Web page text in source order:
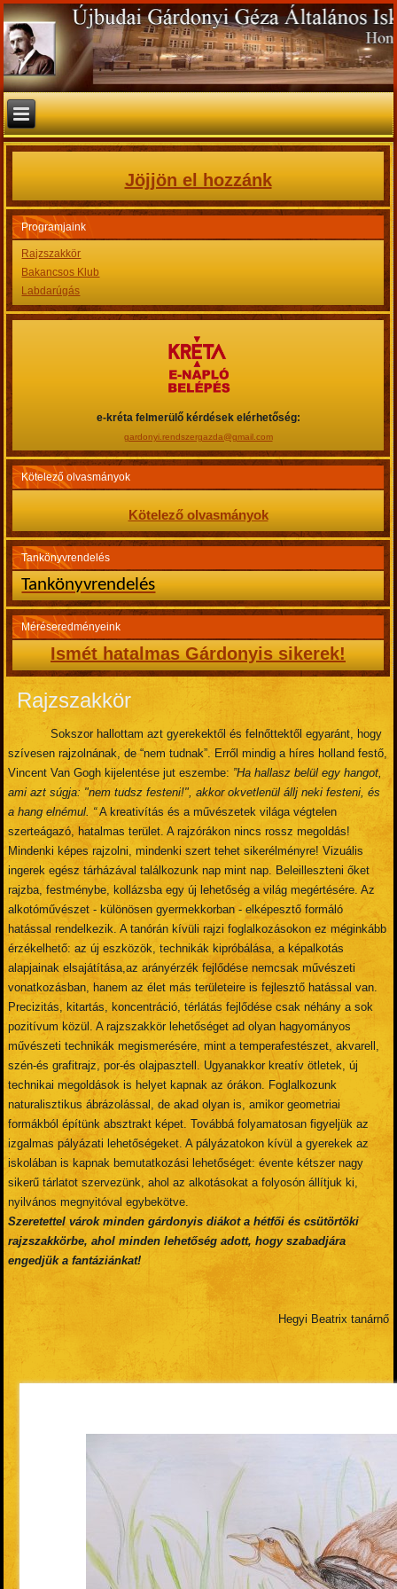
Jöjjön el hozzánk
Programjaink
Rajzszakkör
Bakancsos Klub
Labdarúgás
e-kréta felmerülő kérdések elérhetőség:
gardonyi.rendszergazda@gmail.com
Kötelező olvasmányok
Kötelező olvasmányok
Tankönyvrendelés
Tankönyvrendelés
Méréseredményeink
Ismét hatalmas Gárdonyis sikerek!
Rajzszakkör
Sokszor hallottam azt gyerekektől és felnőttektől egyaránt, hogy
szívesen rajzolnának, de “nem tudnak”. Erről mindig a híres holland festő,
Vincent Van Gogh kijelentése jut eszembe: ”Ha hallasz belül egy hangot,
ami azt súgja: "nem tudsz festeni!", akkor okvetlenül állj neki festeni, és
a hang elnémul. “A kreativítás és a művészetek világa végtelen
szerteágazó, hatalmas terület. A rajzórákon nincs rossz megoldás!
Mindenki képes rajzolni, mindenki szert tehet sikerélményre! Vizuális
ingerek egész tárházával találkozunk nap mint nap. Beleilleszteni őket
rajzba, festménybe, kollázsba egy új lehetőség a világ megértésére. Az
alkotóművészet - különösen gyermekkorban - elképesztő formáló
hatással rendelkezik. A tanórán kívüli rajzi foglalkozásokon ez méginkább
érzékelhető: az új eszközök, technikák kipróbálása, a képalkotás
alapjainak elsajátítása,az arányérzék fejlődése nemcsak művészeti
vonatkozásban, hanem az élet más területeire is fejlesztő hatással van.
Precizitás, kitartás, koncentráció, térlátás fejlődése csak néhány a sok
pozitívum közül. A rajzszakkör lehetőséget ad olyan hagyományos
művészeti technikák megismerésére, mint a temperafestészet, akvarell,
szén-és grafitrajz, por-és olajpasztell. Ugyanakkor kreatív ötletek, új
technikai megoldások is helyet kapnak az órákon. Foglalkozunk
naturalisztikus ábrázolással, de akad olyan is, amikor geometriai
formákból építünk absztrakt képet. Továbbá folyamatosan figyeljük az
izgalmas pályázati lehetőségeket. A pályázatokon kívül a gyerekek az
iskolában is kapnak bemutatkozási lehetőséget: évente kétszer nagy
sikerű tárlatot szervezünk, ahol az alkotásokat a folyosón állítjuk ki,
nyilvános megnyitóval egybekötve.
Szeretettel várok minden gárdonyis diákot a hétfői és csütörtöki
rajzszakkörbe, ahol minden lehetőség adott, hogy szabadjára
engedjük a fantáziánkat!
Hegyi Beatrix tanárnő